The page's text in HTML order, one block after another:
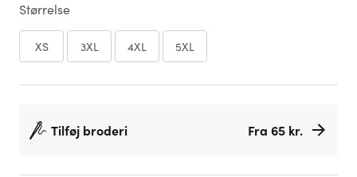
Størrelse
XS 3XL 4XL 5XL
Tilføj broderi Fra 65 kr.